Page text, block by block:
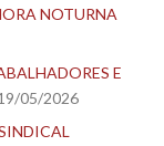
NOTURNA
E
05/2026